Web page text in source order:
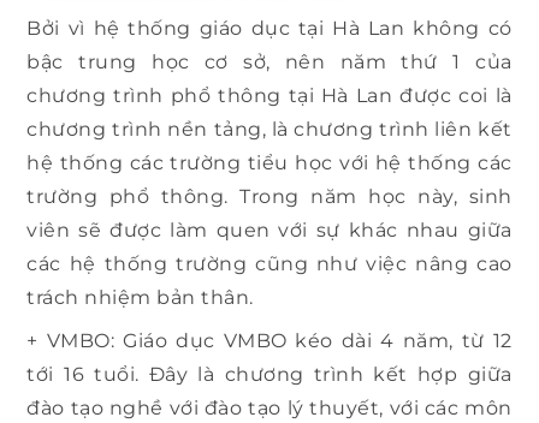
Bởi vì hệ thống giáo dục tại Hà Lan không có
bậc trung học cơ sở, nên năm thứ 1 của
chương trình phổ thông tại Hà Lan được coi là
chương trình nền tảng, là chương trình liên kết
hệ thống các trường tiểu học với hệ thống các
trường phổ thông. Trong năm học này, sinh
viên sẽ được làm quen với sự khác nhau giữa
các hệ thống trường cũng như việc nâng cao
trách nhiệm bản thân.
+ VMBO: Giáo dục VMBO kéo dài 4 năm, từ 12
tới 16 tuổi. Đây là chương trình kết hợp giữa
đào tạo nghề với đào tạo lý thuyết, với các môn